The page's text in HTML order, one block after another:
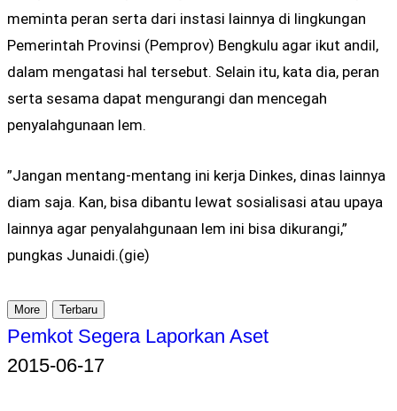
meminta peran serta dari instasi lainnya di lingkungan
Pemerintah Provinsi (Pemprov) Bengkulu agar ikut andil,
dalam mengatasi hal tersebut. Selain itu, kata dia, peran
serta sesama dapat mengurangi dan mencegah
penyalahgunaan lem.
”Jangan mentang-mentang ini kerja Dinkes, dinas lainnya
diam saja. Kan, bisa dibantu lewat sosialisasi atau upaya
lainnya agar penyalahgunaan lem ini bisa dikurangi,”
pungkas Junaidi.(gie)
More Terbaru
Pemkot Segera Laporkan Aset
2015-06-17